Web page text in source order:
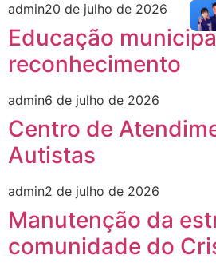
admin20 de julho de 2026
Educação
reconhecimento
admin6 de julho de 2026
Centro de
Autistas
admin2 de julho de 2026
Manutenção da
comunidade do